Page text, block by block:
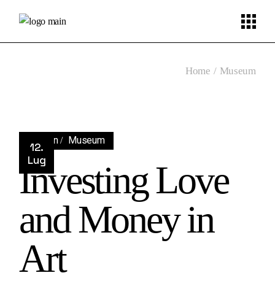
Home Museum
12.
Lug
Design Museum
Investing Love
and Money in
Art